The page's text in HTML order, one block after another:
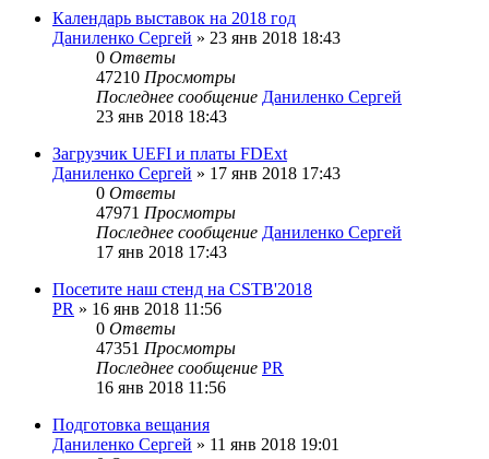
Календарь выставок на 2018 год
Даниленко Сергей » 23 янв 2018 18:43
0 Ответы
47210 Просмотры
Последнее сообщение Даниленко Сергей
23 янв 2018 18:43
Загрузчик UEFI и платы FDExt
Даниленко Сергей » 17 янв 2018 17:43
0 Ответы
47971 Просмотры
Последнее сообщение Даниленко Сергей
17 янв 2018 17:43
Посетите наш стенд на CSTB'2018
PR » 16 янв 2018 11:56
0 Ответы
47351 Просмотры
Последнее сообщение PR
16 янв 2018 11:56
Подготовка вещания
Даниленко Сергей » 11 янв 2018 19:01